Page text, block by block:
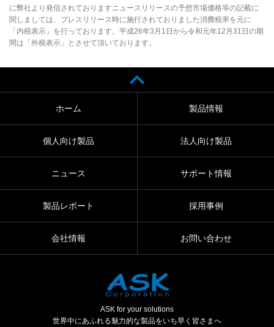
に弊社より発信されておりますニュースリリースの予想市場価格等の記載に
関しましては、プレスリリース時に施行されておりました消費税率を元に
「内税表示」を行っております。平成26年3月1日から令和元年12月31日の期
間は「外税表示」とさせて頂いております。
ホーム 製品情報
個人向け製品 法人向け製品
ニュース サポート情報
製品レポート 採用事例
会社情報 お問い合わせ
ASK for your solutions
世界中にあふれる魅力的な製品をいち早く皆さまへ